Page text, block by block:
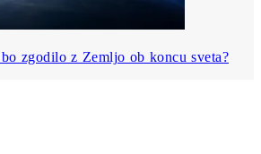
zgodilo z Zemljo ob koncu sveta?